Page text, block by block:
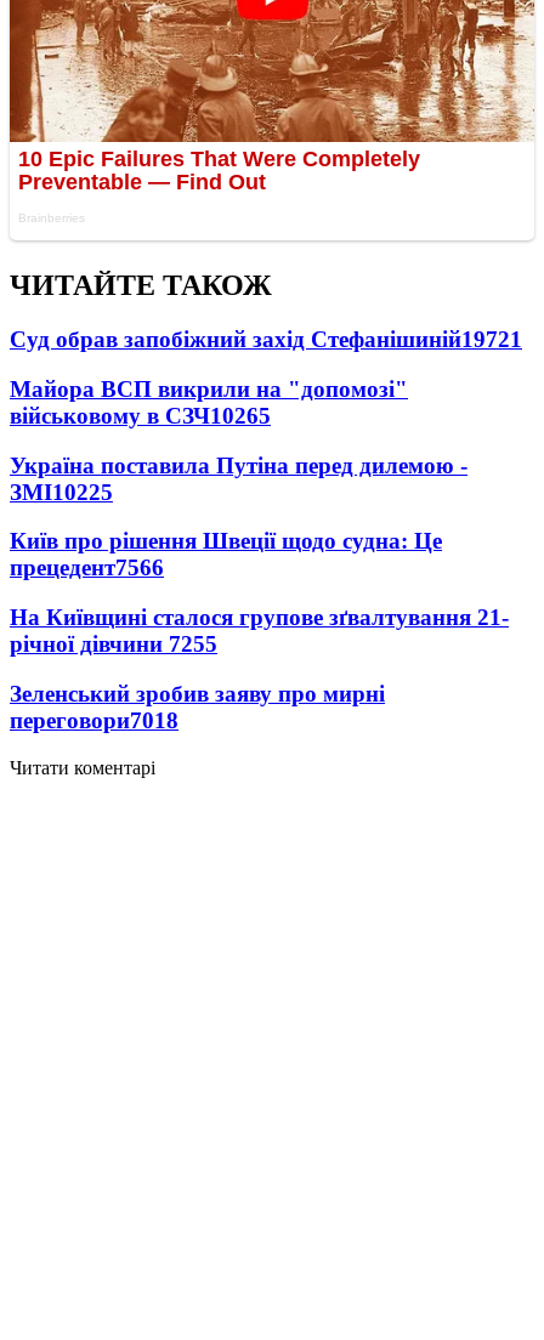
ЧИТАЙТЕ ТАКОЖ
Суд обрав запобіжний захід Стефанішиній19721
Майора ВСП викрили на "допомозі"
військовому в СЗЧ10265
Україна поставила Путіна перед дилемою -
ЗМІ10225
Київ про рішення Швеції щодо судна: Це
прецедент7566
На Київщині сталося групове зґвалтування 21-
річної дівчини 7255
Зеленський зробив заяву про мирні
переговори7018
Читати коментарі